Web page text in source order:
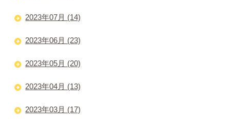
2023年07月 (14)
2023年06月 (23)
2023年05月 (20)
2023年04月 (13)
2023年03月 (17)